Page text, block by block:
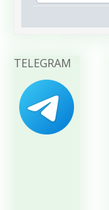
TELEGRAM